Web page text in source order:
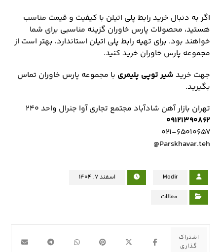
اگر به دنبال خرید رابط پلی اتیلن با کیفیت و قیمت مناسب
هستید، محصولات پارس خاوران گزینه مناسبی برای شما
خواهند بود. برای تهیه رابط پلی اتیلن استاندارد، بهتر است از
مجموعه پارس خاوران خرید کنید.
جهت خرید شیر توپی پلیمری با مجموعه پارس خاوران تماس
بگیرید.
تهران بازار آهن شادآباد مجتمع تجاري آوا جنرال واحد ۲۴۰
۰۹۱۲۱۳۹۰۸۶۲
۰۲۱-۶۵۰۱۰۶۵۷
Parskhavar.teh@
Modir اسفند ۷, ۱۴۰۴
مقالات